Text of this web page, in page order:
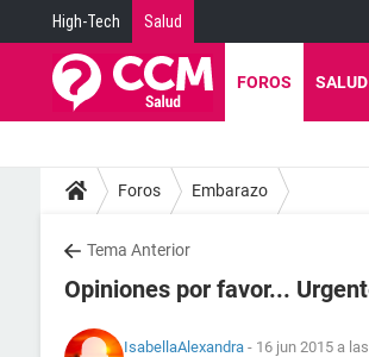
High-Tech Salud
FOROS SALUD
Foros Embarazo
Tema Anterior
Opiniones por favor...
IsabellaAlexandra - 16 jun 2015 a